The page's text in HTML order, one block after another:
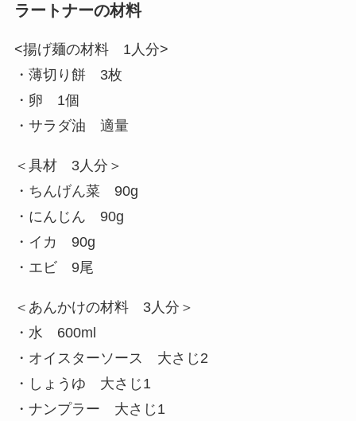
ラートナーの材料
<揚げ麺の材料 1人分>
・薄切り餅 3枚
・卵 1個
・サラダ油 適量
＜具材 3人分＞
・ちんげん菜 90g
・にんじん 90g
・イカ 90g
・エビ 9尾
＜あんかけの材料 3人分＞
・水 600ml
・オイスターソース 大さじ2
・しょうゆ 大さじ1
・ナンプラー 大さじ1